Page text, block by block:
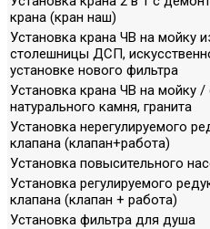
крана (кран наш)
Установка крана ЧВ на мойку
столешницы ДСП,
установке нового фильтра
Установка крана ЧВ на мойку /
натурального камня, гранита
Установка нерегулируемого
клапана (клапан+работа)
Установка повысительного
Установка регулируемого
клапана (клапан + работа)
Установка фильтра для душа